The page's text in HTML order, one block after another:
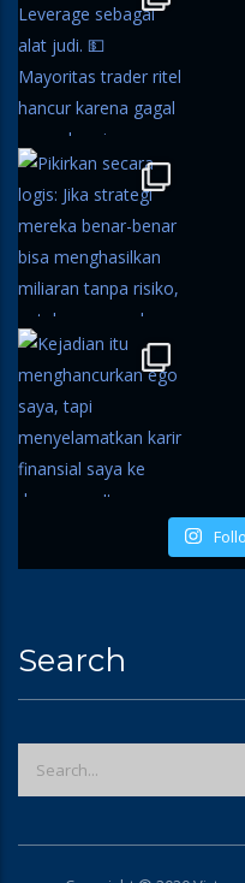
Search